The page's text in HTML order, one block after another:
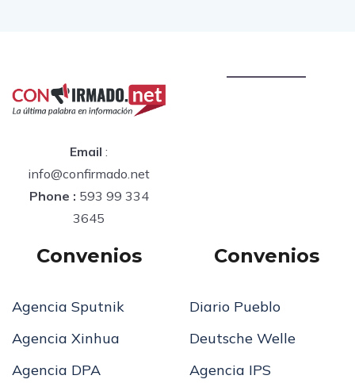
Email :
info@confirmado.net
Phone : 593 99 334
3645
Convenios
Agencia Sputnik
Agencia Xinhua
Agencia DPA
Convenios
Diario Pueblo
Deutsche Welle
Agencia IPS